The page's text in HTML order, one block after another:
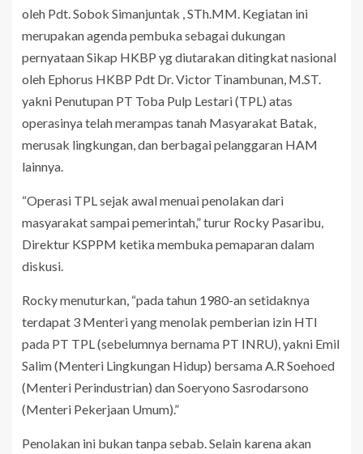
oleh Pdt. Sobok Simanjuntak , STh.MM. Kegiatan ini
merupakan agenda pembuka sebagai dukungan
pernyataan Sikap HKBP yg diutarakan ditingkat nasional
oleh Ephorus HKBP Pdt Dr. Victor Tinambunan, M.ST.
yakni Penutupan PT Toba Pulp Lestari (TPL) atas
operasinya telah merampas tanah Masyarakat Batak,
merusak lingkungan, dan berbagai pelanggaran HAM
lainnya.
“Operasi TPL sejak awal menuai penolakan dari
masyarakat sampai pemerintah,” turur Rocky Pasaribu,
Direktur KSPPM ketika membuka pemaparan dalam
diskusi.
Rocky menuturkan, “pada tahun 1980-an setidaknya
terdapat 3 Menteri yang menolak pemberian izin HTI
pada PT TPL (sebelumnya bernama PT INRU), yakni Emil
Salim (Menteri Lingkungan Hidup) bersama A.R Soehoed
(Menteri Perindustrian) dan Soeryono Sasrodarsono
(Menteri Pekerjaan Umum).”
Penolakan ini bukan tanpa sebab. Selain karena akan